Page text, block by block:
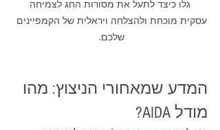
גלו כיצד לתעל את מסורות החג לצמיחה
עסקית מוכחת ולהצלחה ויראלית של הקמפיינים
שלכם.
המדע שמאחורי הניצוץ: מהו
מודל AIDA?